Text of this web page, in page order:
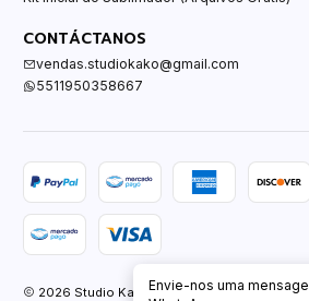
CONTÁCTANOS
vendas.studiokako@gmail.com
5511950358667
2026 Studio Kako.Envie-nos uma